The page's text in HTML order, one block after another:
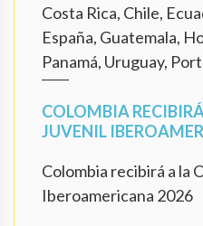
Costa Rica, Chile,
España, Guatemala,
Panamá, Uruguay,
COLOMBIA
JUVENIL
Colombia recibirá a la
Iberoamericana 2026